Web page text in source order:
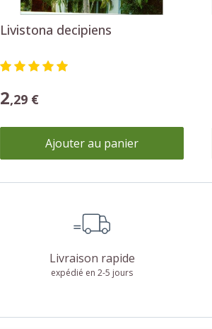
Livistona decipiens
2,29 €
Ajouter au panier
Livraison rapide
expédié en 2-5 jours